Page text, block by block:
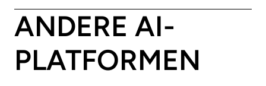
ANDERE AI-
PLATFORMEN